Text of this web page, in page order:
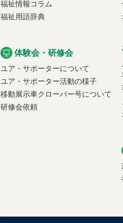
福祉情報コラム
福祉用語辞典
体験会・研修会
ユア・サポーターについて
ユア・サポーター活動の様子
移動展示車クローバー号について
研修会依頼